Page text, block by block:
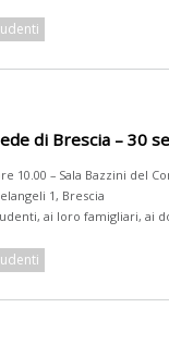
di Brescia – 30
10.00 – Sala Bazzini del
1, Brescia
ai loro famigliari, ai